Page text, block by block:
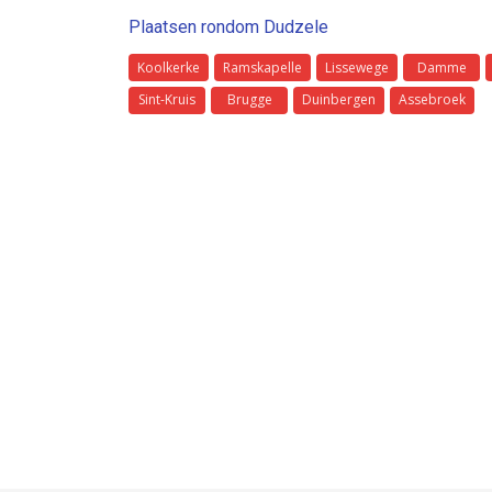
Plaatsen rondom Dudzele
Koolkerke Ramskapelle Lissewege Damme
Sint-Kruis
Brugge Duinbergen Assebroek